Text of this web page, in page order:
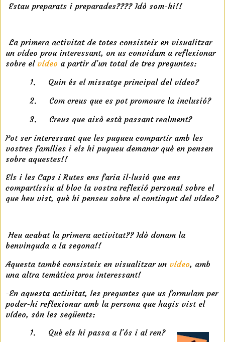
Estau preparats i preparades???? Idò som-hi!!
-La primera activitat de totes consisteix en visualitzar
un vídeo prou interessant, on us convidam a reflexionar
sobre el vídeo a partir d’un total de tres preguntes:
1.
Quin és el missatge principal del vídeo?
2.
Com creus que es pot promoure la inclusió?
3.
Creus que això està passant realment?
Pot ser interessant que les pugueu compartir amb les
vostres famílies i els hi pugueu demanar què en pensen
sobre aquestes!!
Els i les Caps i Rutes ens faria il·lusió que ens
compartíssiu al bloc la vostra reflexió personal sobre el
que heu vist, què hi penseu sobre el contingut del vídeo?
Heu acabat la primera activitat?? Idò donam la
benvinguda a la segona!!
Aquesta també consisteix en visualitzar un vídeo, amb
una altra temàtica prou interessant!
-En aquesta activitat, les preguntes que us formulam per
poder-hi reflexionar amb la persona que hagis vist el
vídeo, són les següents:
1.
Què els hi passa a l’ós i al ren?